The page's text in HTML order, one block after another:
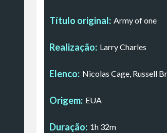
Título original: Army of one
Realização: Larry Charles
Elenco: Nicolas Cage, Russell
Origem: EUA
Duração: 1h 32m